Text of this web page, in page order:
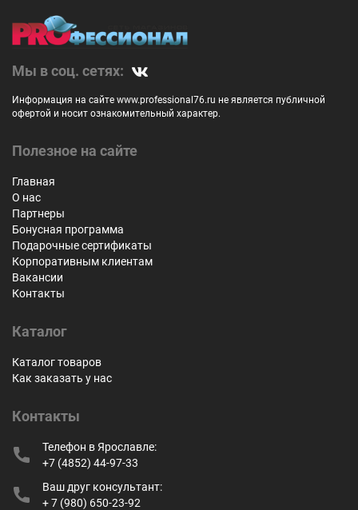
Мы в соц. сетях:
Информация на сайте www.professional76.ru не является публичной
офертой и носит ознакомительный характер.
Полезное на сайте
Главная
О нас
Партнеры
Бонусная программа
Подарочные сертификаты
Корпоративным клиентам
Вакансии
Контакты
Каталог
Каталог товаров
Как заказать у нас
Контакты
Телефон в Ярославле:
+7 (4852) 44-97-33
Ваш друг консультант:
+ 7 (980) 650-23-92